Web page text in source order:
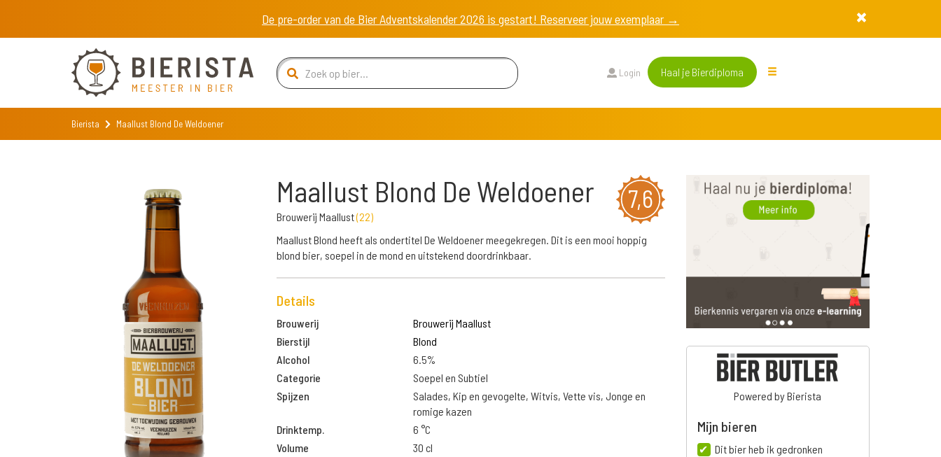
De pre-order van de Bier Adventskalender 2026 is gestart! Reserveer jouw exemplaar →
Login Haal je Bierdiploma
Bierista Maallust Blond De Weldoener
7,6
Maallust Blond De Weldoener
Brouwerij Maallust(22)
Maallust Blond heeft als ondertitel De Weldoener meegekregen. Dit is een mooi hoppig
blond bier, soepel in de mond en uitstekend doordrinkbaar.
Details
Brouwerij
Brouwerij Maallust
Bierstijl
Blond
Alcohol
6.5%
Categorie
Soepel en Subtiel
Spijzen
Salades, Kip en gevogelte, Witvis, Vette vis, Jonge en
romige kazen
Drinktemp.
6 °C
Volume
30 cl
Powered by Bierista
Mijn bieren
Dit bier heb ik gedronken